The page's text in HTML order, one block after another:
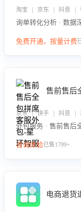
淘宝 | 京东 | 抖音 |
询单转化分析 · 数据
免费开通，按量计费
售前售后
京东 | 快手 | 抖音 |
外包服务 · 售前售后
咨询体验已售1799+
电商退货